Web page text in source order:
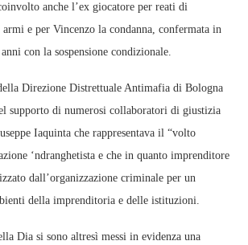
anche l’ex giocatore per reati di
e per Vincenzo la condanna, confermata in
con la sospensione condizionale.
Direzione Distrettuale Antimafia di Bologna
supporto di numerosi collaboratori di giustizia
Iaquinta che rappresentava il “volto
‘ndranghetista e che in quanto imprenditore
dall’organizzazione criminale per un
della imprenditoria e delle istituzioni.
Dia si sono altresì messi in evidenza una